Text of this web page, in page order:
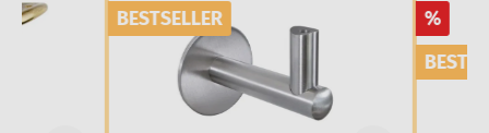
BESTSELLER
%